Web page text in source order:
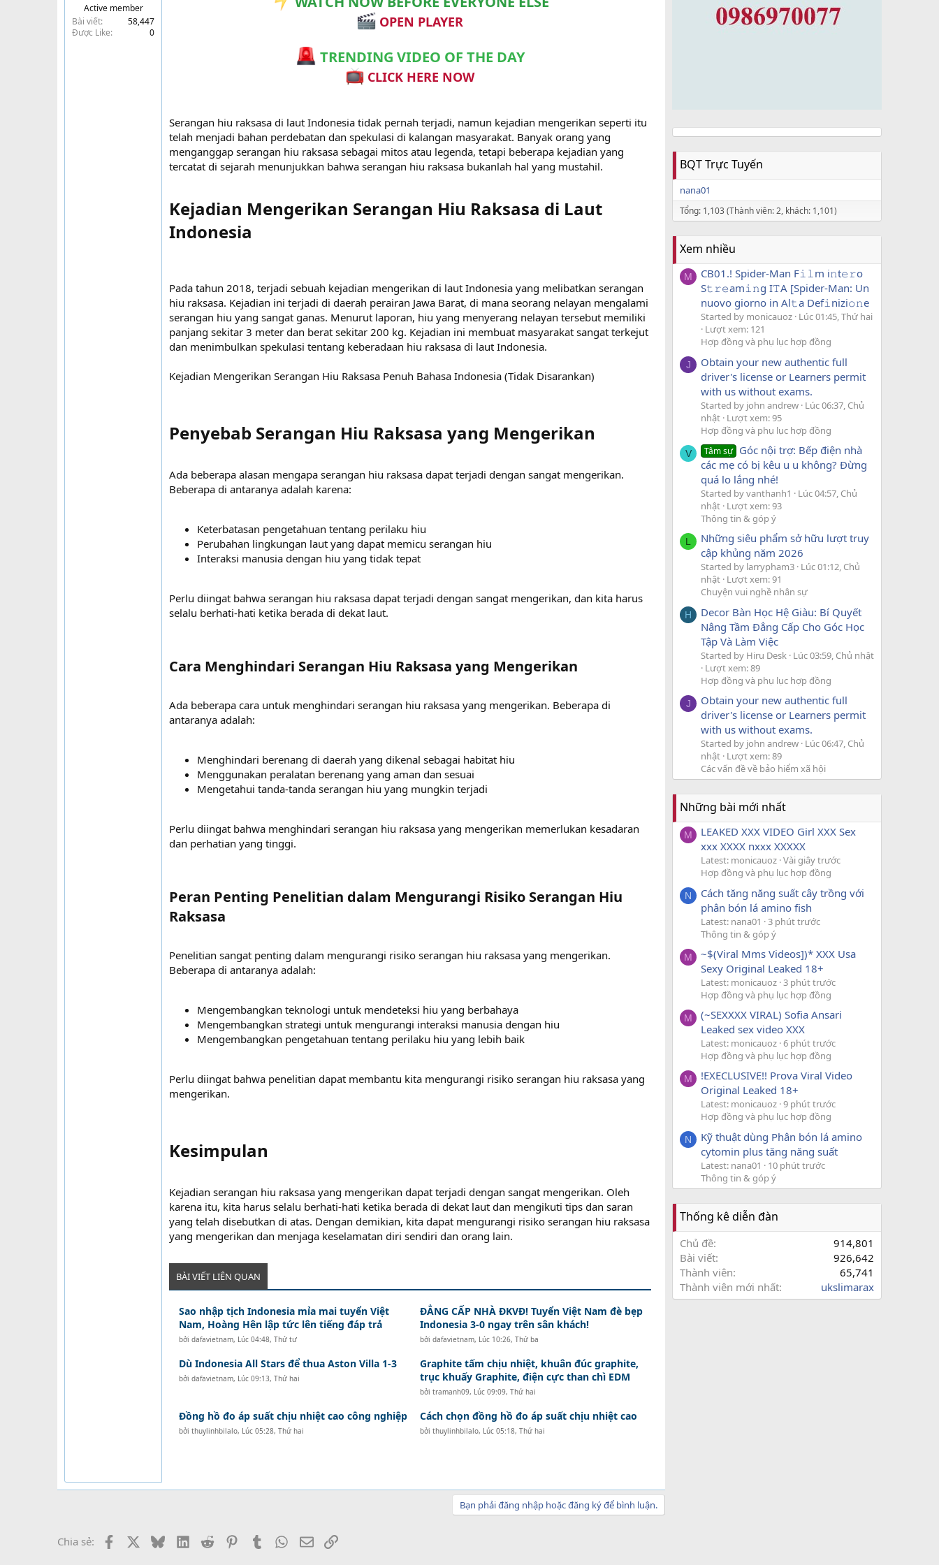
Active member
Bài viết
58,447
Được Like
0
OPEN PLAYER
TRENDING VIDEO OF THE DAY
CLICK HERE NOW
Serangan hiu raksasa di laut Indonesia tidak pernah terjadi, namun kejadian mengerikan seperti itu
telah menjadi bahan perdebatan dan spekulasi di kalangan masyarakat. Banyak orang yang
menganggap serangan hiu raksasa sebagai mitos atau legenda, tetapi beberapa kejadian yang
tercatat di sejarah menunjukkan bahwa serangan hiu raksasa bukanlah hal yang mustahil.
Kejadian Mengerikan Serangan Hiu Raksasa di Laut
Indonesia​
Pada tahun 2018, terjadi sebuah kejadian mengerikan di laut Indonesia yang melibatkan serangan
hiu raksasa. Kejadian ini terjadi di daerah perairan Jawa Barat, di mana seorang nelayan mengalami
serangan hiu yang sangat ganas. Menurut laporan, hiu yang menyerang nelayan tersebut memiliki
panjang sekitar 3 meter dan berat sekitar 200 kg. Kejadian ini membuat masyarakat sangat terkejut
dan menimbulkan spekulasi tentang keberadaan hiu raksasa di laut Indonesia.
Kejadian Mengerikan Serangan Hiu Raksasa Penuh Bahasa Indonesia (Tidak Disarankan)
Penyebab Serangan Hiu Raksasa yang Mengerikan​
Ada beberapa alasan mengapa serangan hiu raksasa dapat terjadi dengan sangat mengerikan.
Beberapa di antaranya adalah karena:
Keterbatasan pengetahuan tentang perilaku hiu
Perubahan lingkungan laut yang dapat memicu serangan hiu
Interaksi manusia dengan hiu yang tidak tepat
Perlu diingat bahwa serangan hiu raksasa dapat terjadi dengan sangat mengerikan, dan kita harus
selalu berhati-hati ketika berada di dekat laut.
Cara Menghindari Serangan Hiu Raksasa yang Mengerikan​
Ada beberapa cara untuk menghindari serangan hiu raksasa yang mengerikan. Beberapa di
antaranya adalah:
Menghindari berenang di daerah yang dikenal sebagai habitat hiu
Menggunakan peralatan berenang yang aman dan sesuai
Mengetahui tanda-tanda serangan hiu yang mungkin terjadi
Perlu diingat bahwa menghindari serangan hiu raksasa yang mengerikan memerlukan kesadaran
dan perhatian yang tinggi.
Peran Penting Penelitian dalam Mengurangi Risiko Serangan Hiu
Raksasa​
Penelitian sangat penting dalam mengurangi risiko serangan hiu raksasa yang mengerikan.
Beberapa di antaranya adalah:
Mengembangkan teknologi untuk mendeteksi hiu yang berbahaya
Mengembangkan strategi untuk mengurangi interaksi manusia dengan hiu
Mengembangkan pengetahuan tentang perilaku hiu yang lebih baik
Perlu diingat bahwa penelitian dapat membantu kita mengurangi risiko serangan hiu raksasa yang
mengerikan.
Kesimpulan​
Kejadian serangan hiu raksasa yang mengerikan dapat terjadi dengan sangat mengerikan. Oleh
karena itu, kita harus selalu berhati-hati ketika berada di dekat laut dan mengikuti tips dan saran
yang telah disebutkan di atas. Dengan demikian, kita dapat mengurangi risiko serangan hiu raksasa
yang mengerikan dan menjaga keselamatan diri sendiri dan orang lain.
BÀI VIẾT LIÊN QUAN
Sao nhập tịch Indonesia mỉa mai tuyển Việt
Nam, Hoàng Hên lập tức lên tiếng đáp trả
bởi dafavietnam, Lúc 04:48, Thứ tư
ĐẲNG CẤP NHÀ ĐKVĐ! Tuyển Việt Nam đè bẹp
Indonesia 3-0 ngay trên sân khách!
bởi dafavietnam, Lúc 10:26, Thứ ba
Dù Indonesia All Stars để thua Aston Villa 1-3
bởi dafavietnam, Lúc 09:13, Thứ hai
Graphite tấm chịu nhiệt, khuân đúc graphite,
trục khuấy Graphite, điện cực than chì EDM
bởi tramanh09, Lúc 09:09, Thứ hai
Đồng hồ đo áp suất chịu nhiệt cao công nghiệp
bởi thuylinhbilalo, Lúc 05:28, Thứ hai
Cách chọn đồng hồ đo áp suất chịu nhiệt cao
bởi thuylinhbilalo, Lúc 05:18, Thứ hai
Bạn phải đăng nhập hoặc đăng ký để bình luận.
Chia sẻ: Facebook BlueskyLinkedIn
Reddit PinterestTumblr WhatsApp
EmailLink
BQT Trực Tuyến
nana01
Tổng: 1,103 (Thành viên: 2, khách: 1,101)
Xem nhiều
M
CB01.! Spider-Man F𝚒𝚕m i𝚗t𝚎𝚛o
S𝚝𝚛𝚎am𝚒𝚗g I𝚃A [Spider-Man: Un
nuovo giorno in Al𝚝a Def𝚒nizi𝚘𝚗e
Started by monicauoz Lúc 01:45, Thứ hai
Lượt xem: 121
Hợp đồng và phụ lục hợp đồng
J
Obtain your new authentic full
driver's license or Learners permit
with us without exams.
Started by john andrew Lúc 06:37, Chủ
nhật Lượt xem: 95
Hợp đồng và phụ lục hợp đồng
V Tâm sự Góc nội trợ: Bếp điện nhà
các mẹ có bị kêu u u không? Đừng
quá lo lắng nhé!
Started by vanthanh1
Lúc 04:57, Chủ
nhật Lượt xem: 93
Thông tin & góp ý
L
Những siêu phẩm sở hữu lượt truy
cập khủng năm 2026
Started by larrypham3 Lúc 01:12, Chủ
nhật Lượt xem: 91
Chuyện vui nghề nhân sự
H
Decor Bàn Học Hệ Giàu: Bí Quyết
Nâng Tầm Đẳng Cấp Cho Góc Học
Tập Và Làm Việc
Started by Hiru Desk Lúc 03:59, Chủ nhật
Lượt xem: 89
Hợp đồng và phụ lục hợp đồng
J
Obtain your new authentic full
driver's license or Learners permit
with us without exams.
Started by john andrew Lúc 06:47, Chủ
nhật Lượt xem: 89
Các vấn đề về bảo hiểm xã hội
Những bài mới nhất
M
LEAKED XXX VIDEO Girl XXX Sex
xxx XXXX nxxx XXXXX
Latest: monicauoz Vài giây trước
Hợp đồng và phụ lục hợp đồng
N
Cách tăng năng suất cây trồng với
phân bón lá amino fish
Latest: nana01
3 phút trước
Thông tin & góp ý
M
~$(Viral Mms Videos])* XXX Usa
Sexy Original Leaked 18+
Latest: monicauoz 3 phút trước
Hợp đồng và phụ lục hợp đồng
M
(~SEXXXX VIRAL) Sofia Ansari
Leaked sex video XXX
Latest: monicauoz 6 phút trước
Hợp đồng và phụ lục hợp đồng
M
!EXECLUSIVE!! Prova Viral Video
Original Leaked 18+
Latest: monicauoz 9 phút trước
Hợp đồng và phụ lục hợp đồng
N
Kỹ thuật dùng Phân bón lá amino
cytomin plus tăng năng suất
Latest: nana01
10 phút trước
Thông tin & góp ý
Thống kê diễn đàn
Chủ đề
914,801
Bài viết
926,642
Thành viên
65,741
Thành viên mới nhất
ukslimarax